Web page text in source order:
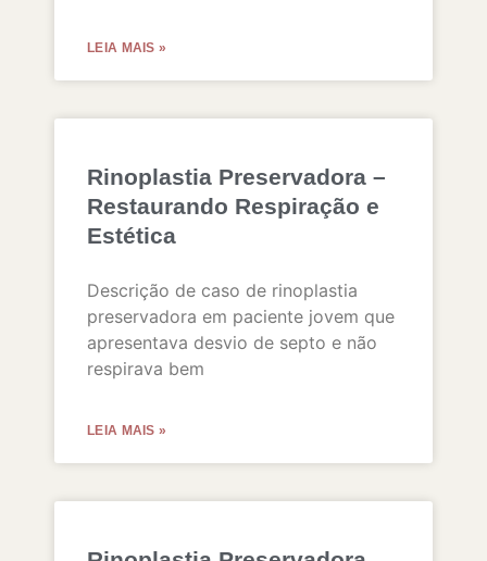
LEIA MAIS »
Rinoplastia Preservadora –
Restaurando Respiração e
Estética
Descrição de caso de rinoplastia
preservadora em paciente jovem que
apresentava desvio de septo e não
respirava bem
LEIA MAIS »